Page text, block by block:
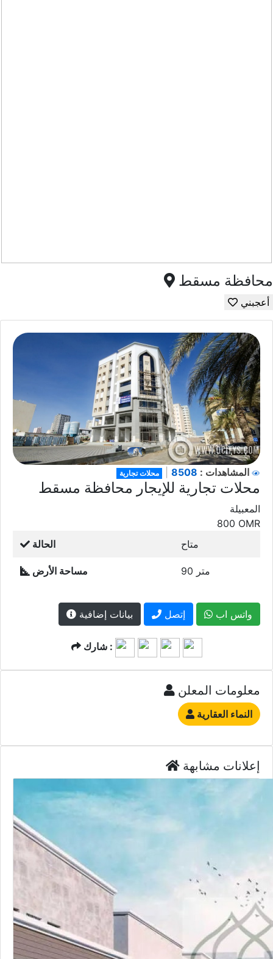
محافظة مسقط
أعجبني
محلات تجارية المشاهدات :
محلات تجارية للإيجار محافظة مسقط
المعبيلة
800 OMR
الحالة
متاح
مساحة الأرض 90 متر
بيانات إضافية إتصل واتس اب
شارك :
معلومات المعلن
النماء العقارية
إعلانات مشابهة